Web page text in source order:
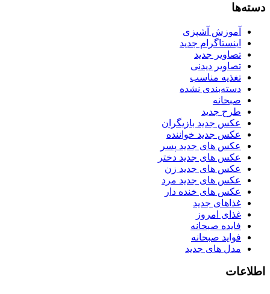
دسته‌ها
آموزش آشپزی
اینستاگرام جدید
تصاویر جدید
تصاویر دیدنی
تغذیه مناسب
دسته‌بندی نشده
صبحانه
طرح جدید
عکس جدید بازیگران
عکس جدید خواننده
عکس های جدید پسر
عکس های جدید دختر
عکس های جدید زن
عکس های جدید مرد
عکس های خنده دار
غذاهای جدید
غذای امروز
فایده صبحانه
فواید صبحانه
مدل های جدید
اطلاعات